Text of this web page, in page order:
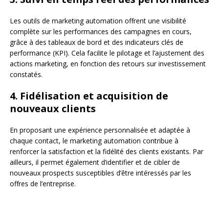
Les outils de marketing automation offrent une visibilité
complète sur les performances des campagnes en cours,
grâce à des tableaux de bord et des indicateurs clés de
performance (KPI). Cela facilite le pilotage et l’ajustement des
actions marketing, en fonction des retours sur investissement
constatés.
4. Fidélisation et acquisition de
nouveaux clients
En proposant une expérience personnalisée et adaptée à
chaque contact, le marketing automation contribue à
renforcer la satisfaction et la fidélité des clients existants. Par
ailleurs, il permet également d’identifier et de cibler de
nouveaux prospects susceptibles d’être intéressés par les
offres de l’entreprise.